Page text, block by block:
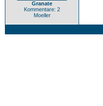
Granate
Kommentare: 2
Moeller